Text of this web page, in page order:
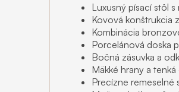
Luxusný písací stôl
Kovová konštrukcia
Kombinácia
Porcelánová doska
Bočná zásuvka a
Mäkké hrany a
Precízne remeselné